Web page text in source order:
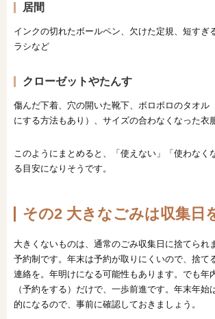
居間
インクの切れたボールペン、欠けた定規、短すぎ
ラシなど
クローゼットやたんす
傷んだ下着、穴の開いた靴下、ボロボロのタオル
にする方法もあり）、サイズの合わなくなった衣
このようにまとめると、「使えない」「使わなく
る目安になりそうです。
その2 大きなごみは収集日
大きくないものは、通常のごみ収集日に捨てられ
予約制です。年末は予約が取りにくいので、捨て
連絡を。年明けになる可能性もあります。でも年
（予約をする）だけで、一歩前進です。年末年始
的になるので、事前に確認しておきましょう。